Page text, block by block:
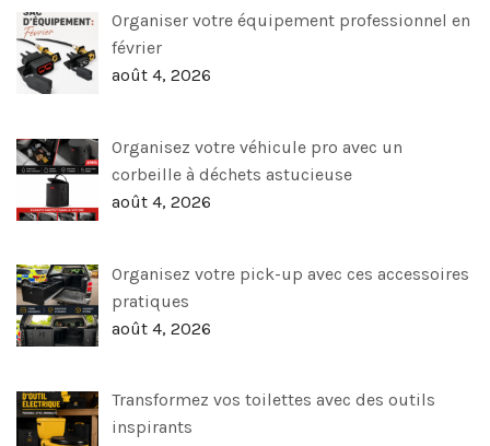
Organiser votre équipement professionnel en
février
août 4, 2026
Organisez votre véhicule pro avec un
corbeille à déchets astucieuse
août 4, 2026
Organisez votre pick-up avec ces accessoires
pratiques
août 4, 2026
Transformez vos toilettes avec des outils
inspirants